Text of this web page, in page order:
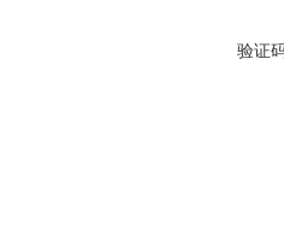
验证